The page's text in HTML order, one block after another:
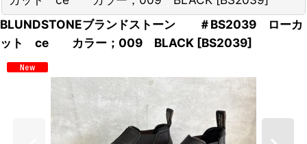
BLUNDSTONEブランドストーン ＃BS2039 ローカ
ット ce カラー；009 BLACK [BS2039]